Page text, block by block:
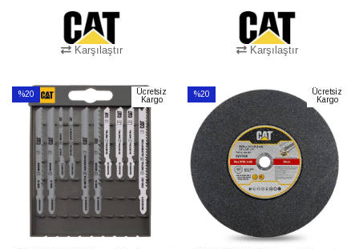
Karşılaştır Karşılaştır
%20
İndirim
%20İndirim
Ücretsiz
Kargo
%20
İndirim
%20İndirim
Ücretsiz
Kargo